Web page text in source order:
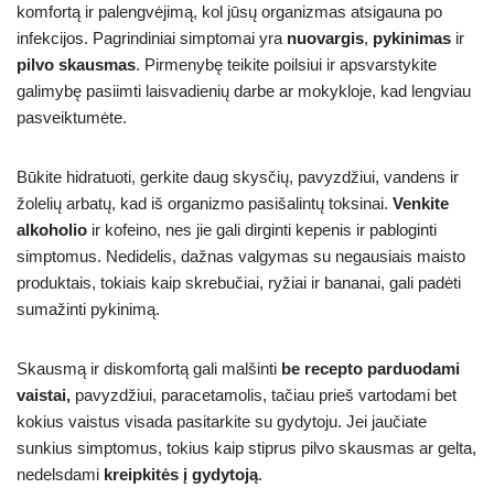
komfortą ir palengvėjimą, kol jūsų organizmas atsigauna po
infekcijos. Pagrindiniai simptomai yra nuovargis, pykinimas ir
pilvo skausmas. Pirmenybę teikite poilsiui ir apsvarstykite
galimybę pasiimti laisvadienių darbe ar mokykloje, kad lengviau
pasveiktumėte.
Būkite hidratuoti, gerkite daug skysčių, pavyzdžiui, vandens ir
žolelių arbatų, kad iš organizmo pasišalintų toksinai. Venkite
alkoholio ir kofeino, nes jie gali dirginti kepenis ir pabloginti
simptomus. Nedidelis, dažnas valgymas su negausiais maisto
produktais, tokiais kaip skrebučiai, ryžiai ir bananai, gali padėti
sumažinti pykinimą.
Skausmą ir diskomfortą gali malšinti be recepto parduodami
vaistai, pavyzdžiui, paracetamolis, tačiau prieš vartodami bet
kokius vaistus visada pasitarkite su gydytoju. Jei jaučiate
sunkius simptomus, tokius kaip stiprus pilvo skausmas ar gelta,
nedelsdami kreipkitės į gydytoją.